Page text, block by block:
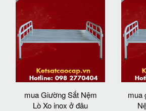
mua Giường Sắt Nệm
Lò Xo inox ở đâu
mua